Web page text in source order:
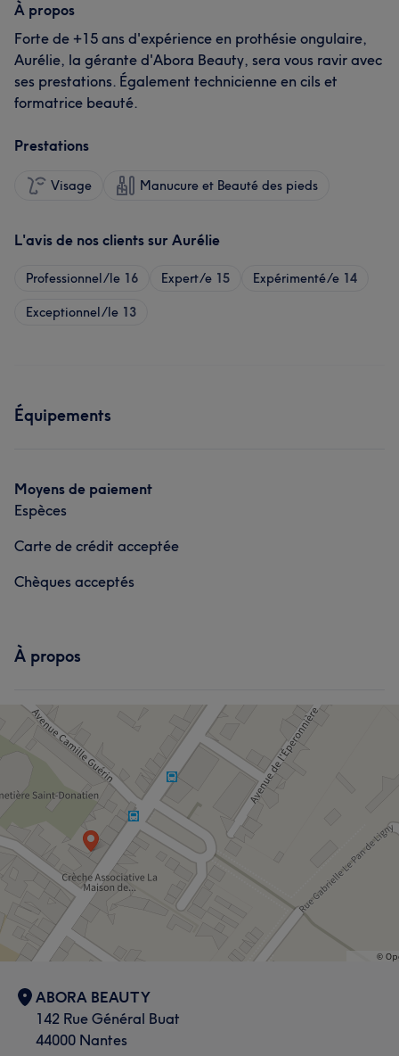
À propos
Forte de +15 ans d'expérience en prothésie ongulaire,
Aurélie, la gérante d'Abora Beauty, sera vous ravir avec
ses prestations. Également technicienne en cils et
formatrice beauté.
Prestations
Visage Manucure et Beauté des pieds
L'avis de nos clients sur Aurélie
Professionnel/le 16 Expert/e 15 Expérimenté/e 14
Exceptionnel/le 13
Équipements
Moyens de paiement
Espèces
Carte de crédit acceptée
Chèques acceptés
À propos
ABORA BEAUTY
142 Rue Général Buat
44000 Nantes